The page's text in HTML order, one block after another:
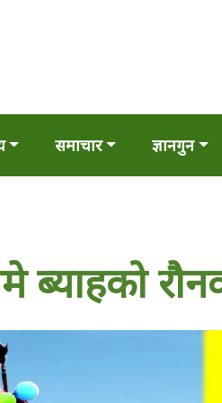
समाचार ज्ञानगुन
ब्याहको